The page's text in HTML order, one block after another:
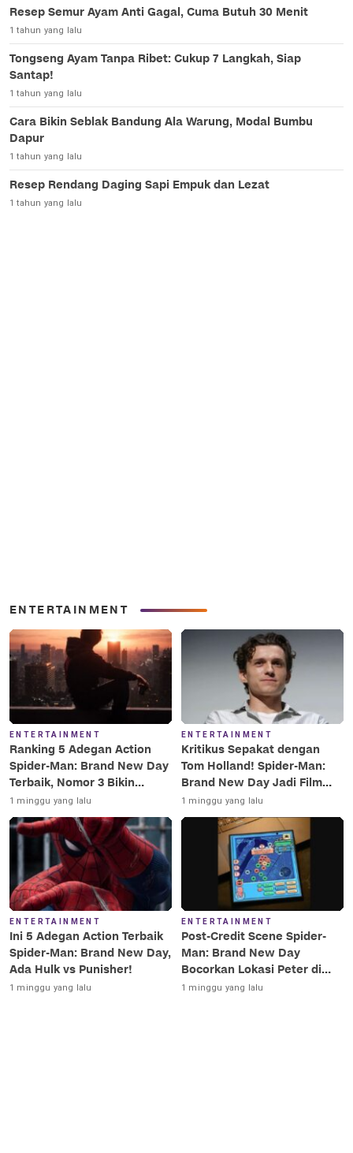
Resep Semur Ayam Anti Gagal, Cuma Butuh 30 Menit
1 tahun yang lalu
Tongseng Ayam Tanpa Ribet: Cukup 7 Langkah, Siap
Santap!
1 tahun yang lalu
Cara Bikin Seblak Bandung Ala Warung, Modal Bumbu
Dapur
1 tahun yang lalu
Resep Rendang Daging Sapi Empuk dan Lezat
1 tahun yang lalu
ENTERTAINMENT
ENTERTAINMENT
Ranking 5 Adegan Action
Spider-Man: Brand New Day
Terbaik, Nomor 3 Bikin
Terkesima!
1 minggu yang lalu
ENTERTAINMENT
Kritikus Sepakat dengan
Tom Holland! Spider-Man:
Brand New Day Jadi Film
Terbaik Era MCU
1 minggu yang lalu
ENTERTAINMENT
Ini 5 Adegan Action Terbaik
Spider-Man: Brand New Day,
Ada Hulk vs Punisher!
1 minggu yang lalu
ENTERTAINMENT
Post-Credit Scene Spider-
Man: Brand New Day
Bocorkan Lokasi Peter di
Luar Angkasa!
1 minggu yang lalu